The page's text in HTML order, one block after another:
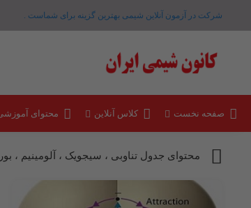
شرکت در آزمون آنلاین شیمی بهترین گزینه برای شماست .
صفحه نخست کلاس آنلاین محتوای
محتوای جدول تناوبی ، سیجویک ، آلومینیم ، بور